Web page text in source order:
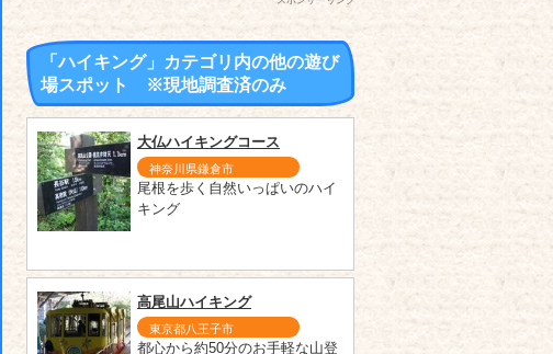
「ハイキング」カテゴリ内の他の遊び
場スポット ※現地調査済のみ
大仏ハイキングコース
神奈川県鎌倉市
尾根を歩く自然いっぱいのハイ
キング
高尾山ハイキング
東京都八王子市
都心から約50分のお手軽な山登